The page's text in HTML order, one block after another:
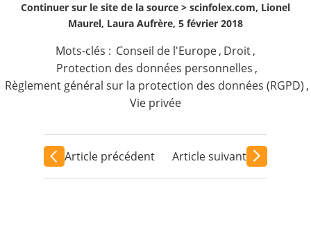
Continuer sur le site de la source > scinfolex.com, Lionel
Maurel, Laura Aufrère, 5 février 2018
Mots-clés : Conseil de l'Europe, Droit,
Protection des données personnelles ,
Règlement général sur la protection des données (RGPD) ,
Vie privée
Article précédent Article suivant